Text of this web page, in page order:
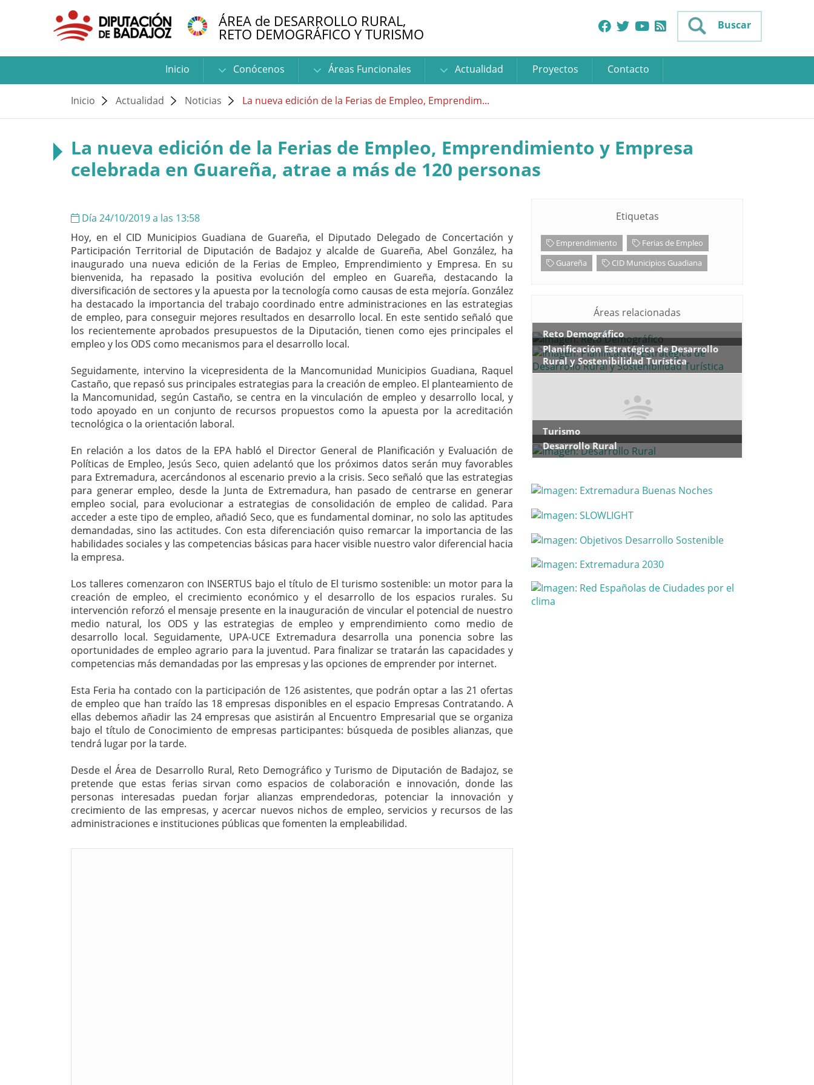
ÁREA de DESARROLLO RURAL,
RETO DEMOGRÁFICO Y TURISMO Buscar
Inicio Conócenos Áreas Funcionales Actualidad Proyectos Contacto
Inicio Actualidad Noticias La nueva edición de la Ferias de Empleo, Emprendim...
La nueva edición de la Ferias de Empleo, Emprendimiento y Empresa
celebrada en Guareña, atrae a más de 120 personas
Día 24/10/2019 a las 13:58
Hoy, en el CID Municipios Guadiana de Guareña, el Diputado Delegado de Concertación y
Participación Territorial de Diputación de Badajoz y alcalde de Guareña, Abel González, ha
inaugurado una nueva edición de la Ferias de Empleo, Emprendimiento y Empresa. En su
bienvenida, ha repasado la positiva evolución del empleo en Guareña, destacando la
diversificación de sectores y la apuesta por la tecnología como causas de esta mejoría. González
ha destacado la importancia del trabajo coordinado entre administraciones en las estrategias
de empleo, para conseguir mejores resultados en desarrollo local. En este sentido señaló que
los recientemente aprobados presupuestos de la Diputación, tienen como ejes principales el
empleo y los ODS como mecanismos para el desarrollo local.
Seguidamente, intervino la vicepresidenta de la Mancomunidad Municipios Guadiana, Raquel
Castaño, que repasó sus principales estrategias para la creación de empleo. El planteamiento de
la Mancomunidad, según Castaño, se centra en la vinculación de empleo y desarrollo local, y
todo apoyado en un conjunto de recursos propuestos como la apuesta por la acreditación
tecnológica o la orientación laboral.
En relación a los datos de la EPA habló el Director General de Planificación y Evaluación de
Políticas de Empleo, Jesús Seco, quien adelantó que los próximos datos serán muy favorables
para Extremadura, acercándonos al escenario previo a la crisis. Seco señaló que las estrategias
para generar empleo, desde la Junta de Extremadura, han pasado de centrarse en generar
empleo social, para evolucionar a estrategias de consolidación de empleo de calidad. Para
acceder a este tipo de empleo, añadió Seco, que es fundamental dominar, no solo las aptitudes
demandadas, sino las actitudes. Con esta diferenciación quiso remarcar la importancia de las
habilidades sociales y las competencias básicas para hacer visible nuestro valor diferencial hacia
la empresa.
Los talleres comenzaron con INSERTUS bajo el título de El turismo sostenible: un motor para la
creación de empleo, el crecimiento económico y el desarrollo de los espacios rurales. Su
intervención reforzó el mensaje presente en la inauguración de vincular el potencial de nuestro
medio natural, los ODS y las estrategias de empleo y emprendimiento como medio de
desarrollo local. Seguidamente, UPA-UCE Extremadura desarrolla una ponencia sobre las
oportunidades de empleo agrario para la juventud. Para finalizar se tratarán las capacidades y
competencias más demandadas por las empresas y las opciones de emprender por internet.
Esta Feria ha contado con la participación de 126 asistentes, que podrán optar a las 21 ofertas
de empleo que han traído las 18 empresas disponibles en el espacio Empresas Contratando. A
ellas debemos añadir las 24 empresas que asistirán al Encuentro Empresarial que se organiza
bajo el título de Conocimiento de empresas participantes: búsqueda de posibles alianzas, que
tendrá lugar por la tarde.
Desde el Área de Desarrollo Rural, Reto Demográfico y Turismo de Diputación de Badajoz, se
pretende que estas ferias sirvan como espacios de colaboración e innovación, donde las
personas interesadas puedan forjar alianzas emprendedoras, potenciar la innovación y
crecimiento de las empresas, y acercar nuevos nichos de empleo, servicios y recursos de las
administraciones e instituciones públicas que fomenten la empleabilidad.
Etiquetas
Emprendimiento
Ferias de Empleo
Guareña
CID Municipios Guadiana
Áreas relacionadas
Reto Demográfico
Planificación Estratégica de Desarrollo
Rural y Sostenibilidad Turística
Turismo
Desarrollo Rural